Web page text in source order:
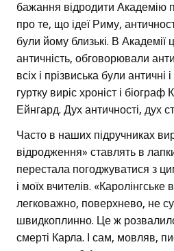
бажання відродити Академію
про те, що ідеї Риму,
були йому близькі. В Академії
античність, обговорювали
всіх і прізвиська були античні
гуртку виріс хроніст і
Ейнгард. Дух античності, дух
Часто в наших підручниках
відродження» ставлять в
перестала погоджуватися з
і моїх вчителів.
легковажно, поверхнево, не
швидкоплинно. Це ж
смерті Карла. І сам, мовляв,